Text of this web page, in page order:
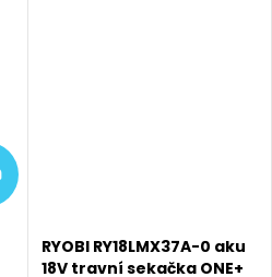
ZDARMA
RYOBI RY18LMX37A-0 aku
18V travní sekačka ONE+